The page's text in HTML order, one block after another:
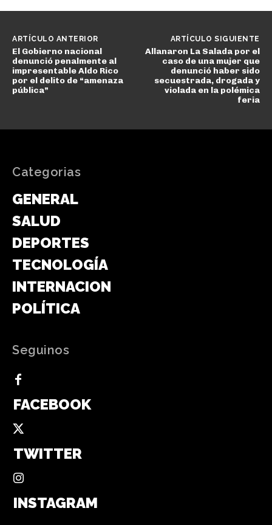
ARTÍCULO ANTERIOR
El Gobierno nacional
denunció penalmente al
impresentable Aldo Rico
por el delito de “amenaza
pública”
ARTÍCULO SIGUIENTE
Allanaron La Salada por el
caso de una mujer que
denunció haber sido
secuestrada, drogada y
violada en la polémica
feria
Categorias
GENERAL
SALUD
DEPORTES
TECNOLOGÍA
INTERNACIONAL
POLÍTICA
Seguinos
FACEBOOK
TWITTER
INSTAGRAM